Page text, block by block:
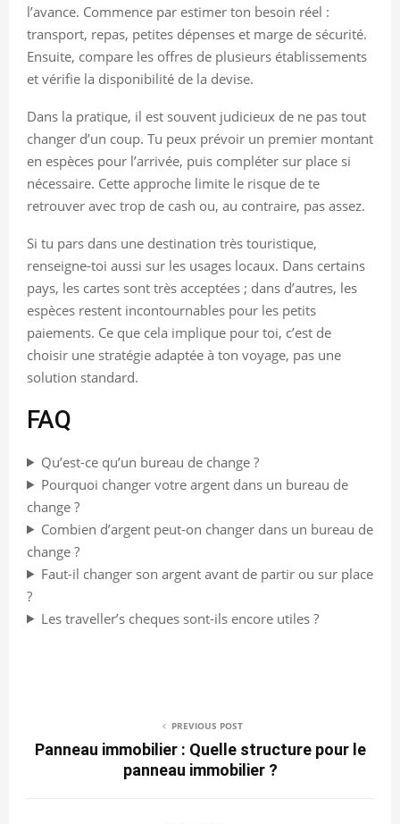
l’avance. Commence par estimer ton besoin réel :
transport, repas, petites dépenses et marge de sécurité.
Ensuite, compare les offres de plusieurs établissements
et vérifie la disponibilité de la devise.
Dans la pratique, il est souvent judicieux de ne pas tout
changer d’un coup. Tu peux prévoir un premier montant
en espèces pour l’arrivée, puis compléter sur place si
nécessaire. Cette approche limite le risque de te
retrouver avec trop de cash ou, au contraire, pas assez.
Si tu pars dans une destination très touristique,
renseigne-toi aussi sur les usages locaux. Dans certains
pays, les cartes sont très acceptées ; dans d’autres, les
espèces restent incontournables pour les petits
paiements. Ce que cela implique pour toi, c’est de
choisir une stratégie adaptée à ton voyage, pas une
solution standard.
FAQ
Qu’est-ce qu’un bureau de change ?
Pourquoi changer votre argent dans un bureau de
change ?
Combien d’argent peut-on changer dans un bureau de
change ?
Faut-il changer son argent avant de partir ou sur place
?
Les traveller’s cheques sont-ils encore utiles ?
PREVIOUS POST
Panneau immobilier : Quelle structure pour le
panneau immobilier ?